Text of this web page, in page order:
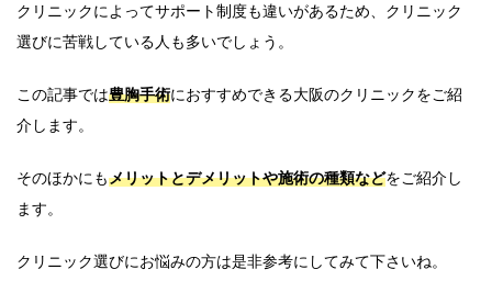
クリニックによってサポート制度も違いがあるため、クリニック
選びに苦戦している人も多いでしょう。
この記事では豊胸手術におすすめできる大阪のクリニックをご紹
介します。
そのほかにもメリットとデメリットや施術の種類などをご紹介し
ます。
クリニック選びにお悩みの方は是非参考にしてみて下さいね。